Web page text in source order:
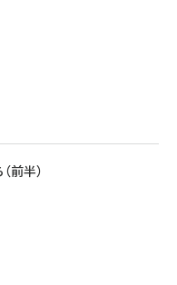
前半）